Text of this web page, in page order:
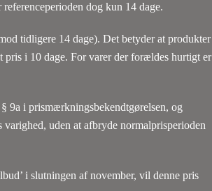
dog kun 14 dage.
tidligere 14 dage). Det betyder at produkter
pris i 10 dage. For varer der forældes hurtigt er
9a i prismærkningsbekendtgørelsen, og
uden at afbryde normalprisperioden
i slutningen af november, vil denne pris